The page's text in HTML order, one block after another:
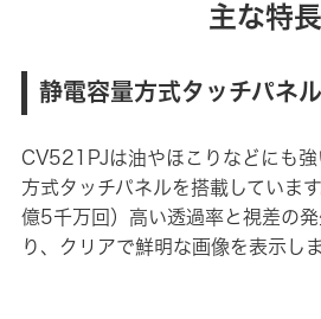
主な特長
静電容量方式タッチパネル
CV521PJは油やほこりなどにも
方式タッチパネルを搭載していま
億5千万回）高い透過率と視差の
り、クリアで鮮明な画像を表示しま